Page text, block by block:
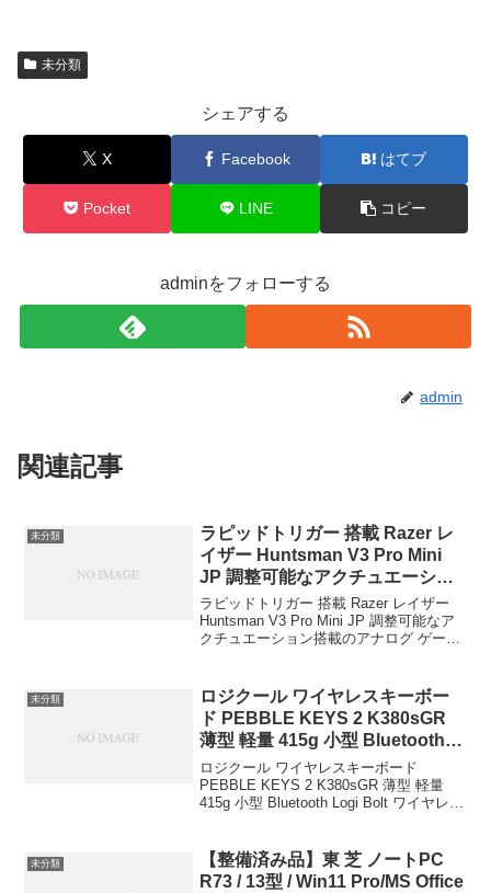
未分類
シェアする
X Facebook はてブ
Pocket LINE コピー
adminをフォローする
admin
関連記事
未分類
ラピッドトリガー 搭載 Razer レ
イザー Huntsman V3 Pro Mini
JP 調整可能なアクチュエーショ
ン搭載のアナログ ゲーミングキ
ーボード オプティカルスイッチ
押下圧 40G 日本語配列 ハンツマ
ー【日本正規代理店保証品】
Razer(レイザー) ￥26,980
ラピッドトリガー 搭載 Razer レイザー
Huntsman V3 Pro Mini JP 調整可能なア
クチュエーション搭載のアナログ ゲーミ
リー プロ ...
未分類
ロジクール ワイヤレスキーボー
ド PEBBLE KEYS 2 K380sGR
薄型 軽量 415g 小型 Bluetooth
Logi Bolt ワイヤレス 無線 キーボ
ード Easy-Switch 日本語配列 電
池寿命36ケ月 Windows Mac
K380s グラファイト 国内正規品
Logicool(ロジクール) ￥4,800
ロジクール ワイヤレスキーボード
PEBBLE KEYS 2 K380sGR 薄型 軽量
415g 小型 Bluetooth Logi Bolt ワイヤレス
未分類
【整備済み品】東 芝 ノートPC
R73 / 13型 / Win11 Pro/MS Office